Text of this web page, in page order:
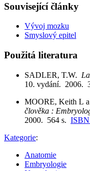
Související články
Vývoj mozku
Smyslový epitel
Použitá literatura
SADLER, T.W.
10. vydání. 2006.
MOORE, Keith L
člověka :
2000. 564 s. ISBN
Kategorie:
Anatomie
Embryologie